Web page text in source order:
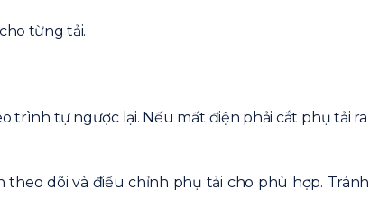
từng tải.
tự ngược lại. Nếu mất điện phải cắt phụ tải ra
dõi và điều chỉnh phụ tải cho phù hợp.